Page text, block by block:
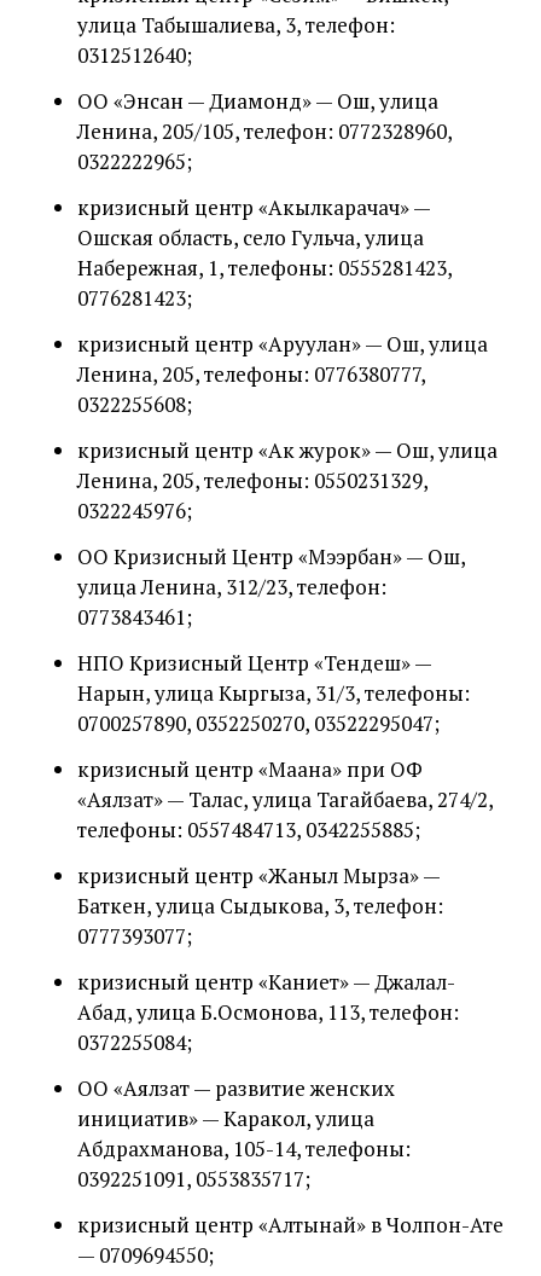
улица Табышалиева, 3, телефон:
0312512640;
ОО «Энсан — Диамонд» — Ош, улица
Ленина, 205/105, телефон: 0772328960,
0322222965;
кризисный центр «Акылкарачач» —
Ошская область, село Гульча, улица
Набережная, 1, телефоны: 0555281423,
0776281423;
кризисный центр «Аруулан» — Ош, улица
Ленина, 205, телефоны: 0776380777,
0322255608;
кризисный центр «Ак журок» — Ош, улица
Ленина, 205, телефоны: 0550231329,
0322245976;
ОО Кризисный Центр «Мээрбан» — Ош,
улица Ленина, 312/23, телефон:
0773843461;
НПО Кризисный Центр «Тендеш» —
Нарын, улица Кыргыза, 31/3, телефоны:
0700257890, 0352250270, 03522295047;
кризисный центр «Маана» при ОФ
«Аялзат» — Талас, улица Тагайбаева, 274/2,
телефоны: 0557484713, 0342255885;
кризисный центр «Жаныл Мырза» —
Баткен, улица Сыдыкова, 3, телефон:
0777393077;
кризисный центр «Каниет» — Джалал-
Абад, улица Б.Осмонова, 113, телефон:
0372255084;
ОО «Аялзат — развитие женских
инициатив» — Каракол, улица
Абдрахманова, 105-14, телефоны:
0392251091, 0553835717;
кризисный центр «Алтынай» в Чолпон-Ате
— 0709694550;